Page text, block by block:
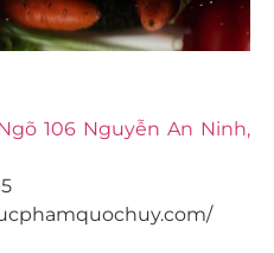
106 Nguyễn An Ninh,